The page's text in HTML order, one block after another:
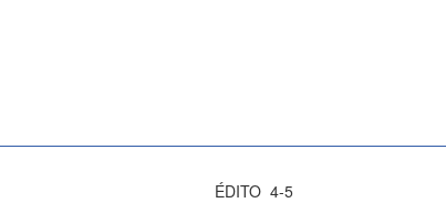
ÉDITO 4-5